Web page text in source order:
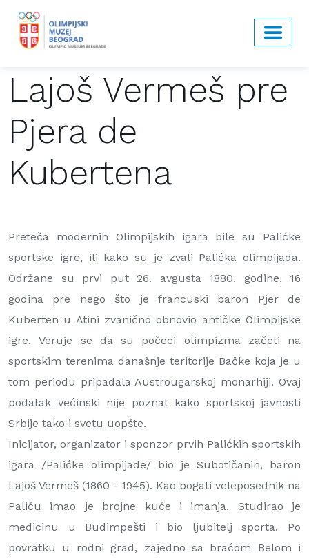
Lajoš Vermeš pre
Pjera de
Kubertena
Preteča modernih Olimpijskih igara bile su Palićke
sportske igre, ili kako su je zvali Palićka olimpijada.
Održane su prvi put 26. avgusta 1880. godine, 16
godina pre nego što je francuski baron Pjer de
Kuberten u Atini zvanično obnovio antičke Olimpijske
igre. Veruje se da su počeci olimpizma začeti na
sportskim terenima današnje teritorije Bačke koja je u
tom periodu pripadala Austrougarskoj monarhiji. Ovaj
podatak većinski nije poznat kako sportskoj javnosti
Srbije tako i svetu uopšte.
Inicijator, organizator i sponzor prvih Palićkih sportskih
igara /Palićke olimpijade/ bio je Subotičanin, baron
Lajoš Vermeš (1860 - 1945). Kao bogati veleposednik na
Paliću imao je brojne kuće i imanja. Studirao je
medicinu u Budimpešti i bio ljubitelj sporta. Po
povratku u rodni grad, zajedno sa braćom Belom i